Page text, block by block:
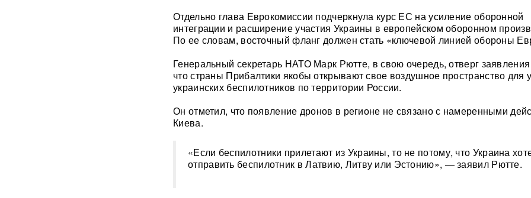
Отдельно глава Еврокомиссии подчеркнула курс ЕС на усиление оборонной
интеграции и расширение участия Украины в европейском оборонном
По ее словам, восточный фланг должен стать «ключевой линией обороны
Генеральный секретарь НАТО Марк Рютте, в свою очередь, отверг
что страны Прибалтики якобы открывают свое воздушное пространство для
украинских беспилотников по территории России.
Он отметил, что появление дронов в регионе не связано с намеренными
Киева.
«Если беспилотники прилетают из Украины, то не потому, что Украина
отправить беспилотник в Латвию, Литву или Эстонию», — заявил Рютте.